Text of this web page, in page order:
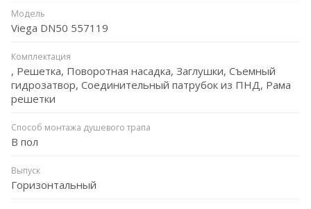
Модель
Viega DN50 557119
Комплектация
, Решетка, Поворотная насадка, Заглушки, Съемный
гидрозатвор, Соединительный патрубок из ПНД, Рама
решетки
Способ монтажа душевого трапа
В пол
Выпуск
Горизонтальный